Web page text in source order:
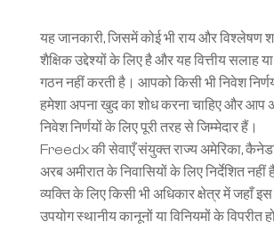
यह जानकारी, जिसमें कोई भी राय और विश्लेषण
शैक्षिक उद्देश्यों के लिए है और यह वित्तीय सलाह
गठन नहीं करती है। आपको किसी भी निवेश
हमेशा अपना खुद का शोध करना चाहिए और आप
निवेश निर्णयों के लिए पूरी तरह से जिम्मेदार हैं।
Freedx की सेवाएँ संयुक्त राज्य अमेरिका,
अरब अमीरात के निवासियों के लिए निर्देशित नहीं
व्यक्ति के लिए किसी भी अधिकार क्षेत्र में जहाँ
उपयोग स्थानीय कानूनों या विनियमों के विपरीत